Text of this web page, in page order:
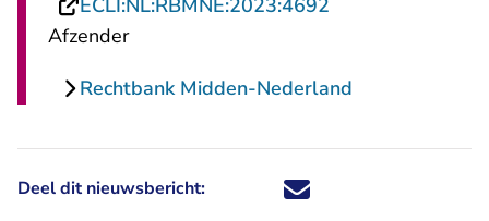
ECLI:NL:RBMNE:2023:4692
Afzender
Rechtbank Midden-Nederland
Deel dit nieuwsbericht: Deel dit nieuwsbericht via X -
Deel dit nieuwsbericht via
Deel dit nieuwsbericht
Deel dit